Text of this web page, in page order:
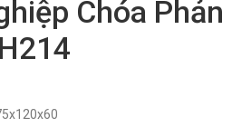
Chóa Phản